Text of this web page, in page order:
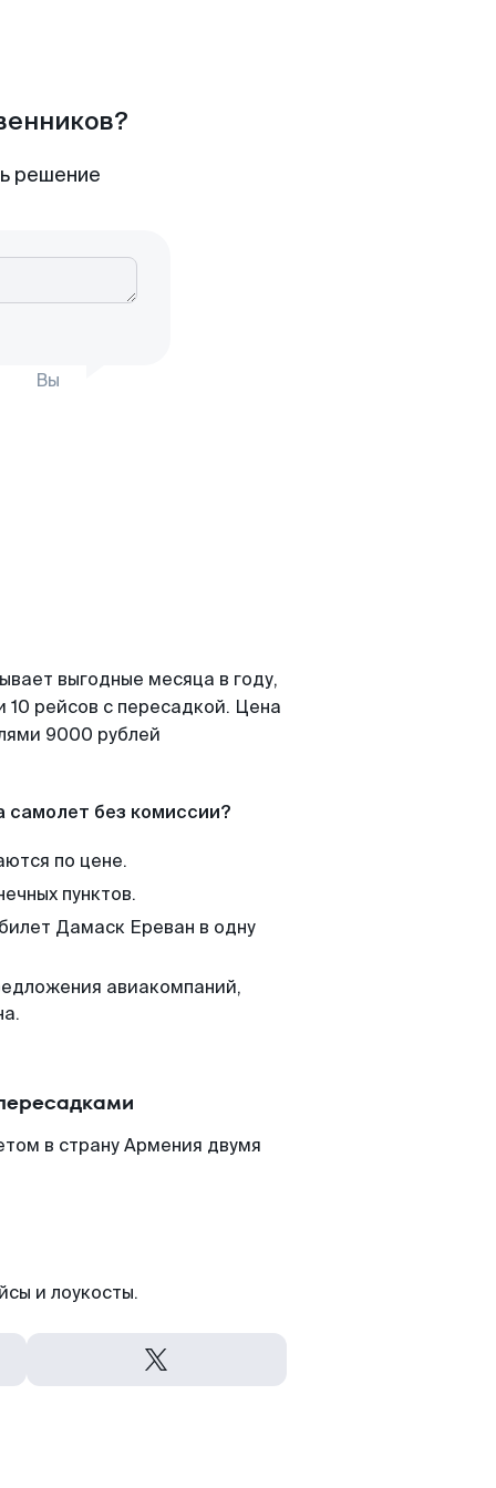
решение
Вы
выгодные месяца в году,
рейсов с пересадкой. Цена
9000 рублей
самолет без комиссии?
по цене.
пунктов.
Дамаск Ереван в одну
авиакомпаний,
в страну Армения двумя
и лоукосты.